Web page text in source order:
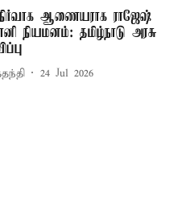
ஆணையராக ராஜேஷ்
நியமனம்: தமிழ்நாடு அரசு
24 Jul 2026